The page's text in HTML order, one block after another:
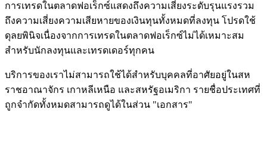
การเทรดในตลาดฟอเร็กซ์แสดงถึงความเสี่ยงระดับรุนแรงรวม
ถึงความเสี่ยงความเสียหายของเงินทุนทั้งหมดที่ลงทุน โปรดใช้
ดุลยพินิจเนื่องจากการเทรดในตลาดฟอเร็กซ์ไม่ได้เหมาะสม
สำหรับนักลงทุนและเทรดเดอร์ทุกคน
บริการของเราไม่สามารถใช้ได้สำหรับบุคคลที่อาศัยอยู่ในสห
ราชอาณาจักร เกาหลีเหนือ และสหรัฐอเมริกา รายชื่อประเทศที่
ถูกจำกัดทั้งหมดสามารถดูได้ในส่วน "เอกสาร"